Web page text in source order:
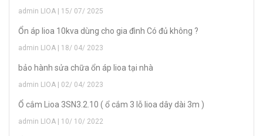
admin LIOA | 15/ 07/ 2025
Ổn áp lioa 10kva dùng cho gia đình Có đủ không ?
admin LIOA | 18/ 04/ 2023
bảo hành sửa chữa ổn áp lioa tại nhà
admin LIOA | 02/ 04/ 2023
Ổ cắm Lioa 3SN3.2.10 ( ổ cắm 3 lỗ lioa dây dài 3m )
admin LIOA | 10/ 10/ 2022